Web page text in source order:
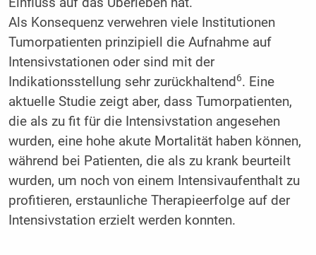
Als Konsequenz verwehren viele Institutionen
Tumorpatienten prinzipiell die Aufnahme auf
Intensivstationen oder sind mit der
Indikationsstellung sehr zurückhaltend 6. Eine
aktuelle Studie zeigt aber, dass Tumorpatienten,
die als zu fit für die Intensivstation angesehen
wurden, eine hohe akute Mortalität haben können,
während bei Patienten, die als zu krank beurteilt
wurden, um noch von einem Intensivaufenthalt zu
profitieren, erstaunliche Therapieerfolge auf der
Intensivstation erzielt werden konnten.